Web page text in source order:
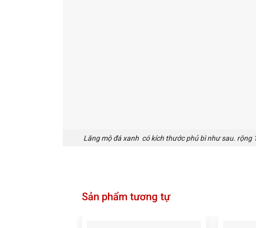
Lăng mộ đá xanh có kích thước phủ bì như sau. rộng
Sản phẩm tương tự